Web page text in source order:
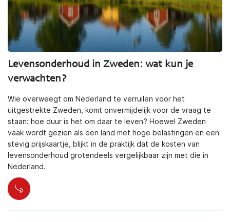
Levensonderhoud in Zweden: wat kun je
verwachten?
Wie overweegt om Nederland te verruilen voor het
uitgestrekte Zweden, komt onvermijdelijk voor de vraag te
staan: hoe duur is het om daar te leven? Hoewel Zweden
vaak wordt gezien als een land met hoge belastingen en een
stevig prijskaartje, blijkt in de praktijk dat de kosten van
levensonderhoud grotendeels vergelijkbaar zijn met die in
Nederland.